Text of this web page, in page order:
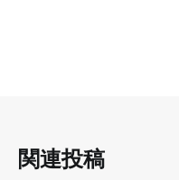
関連投稿